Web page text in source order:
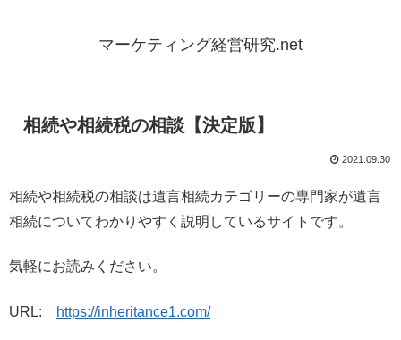
マーケティング経営研究.net
相続や相続税の相談【決定版】
2021.09.30
相続や相続税の相談は遺言相続カテゴリーの専門家が遺言
相続についてわかりやすく説明しているサイトです。
気軽にお読みください。
URL: https://inheritance1.com/